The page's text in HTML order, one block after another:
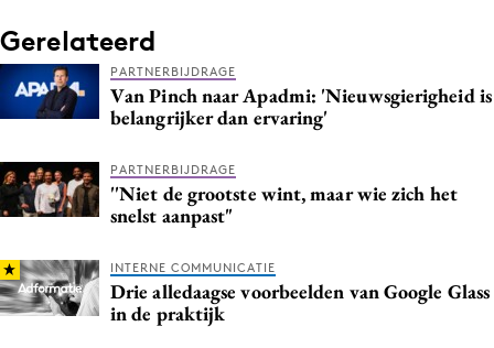
Gerelateerd
PARTNERBIJDRAGE
Van Pinch naar Apadmi: 'Nieuwsgierigheid is
belangrijker dan ervaring'
PARTNERBIJDRAGE
''Niet de grootste wint, maar wie zich het
snelst aanpast"
INTERNE COMMUNICATIE
Drie alledaagse voorbeelden van Google Glass
in de praktijk